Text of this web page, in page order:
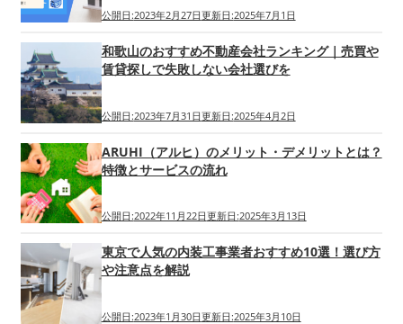
公開日:2023年2月27日更新日:2025年7月1日
和歌山のおすすめ不動産会社ランキング｜売買や
賃貸探しで失敗しない会社選びを
公開日:2023年7月31日更新日:2025年4月2日
ARUHI（アルヒ）のメリット・デメリットとは？
特徴とサービスの流れ
公開日:2022年11月22日更新日:2025年3月13日
東京で人気の内装工事業者おすすめ10選！選び方
や注意点を解説
公開日:2023年1月30日更新日:2025年3月10日